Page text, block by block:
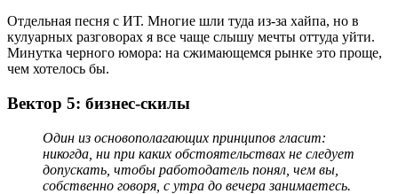
Отдельная песня с ИТ. Многие шли туда из-за хайпа, но в
кулуарных разговорах я все чаще слышу мечты оттуда уйти.
Минутка черного юмора: на сжимающемся рынке это проще,
чем хотелось бы.
Вектор 5: бизнес-скилы
Один из основополагающих принципов гласит:
никогда, ни при каких обстоятельствах не следует
допускать, чтобы работодатель понял, чем вы,
собственно говоря, с утра до вечера занимаетесь.